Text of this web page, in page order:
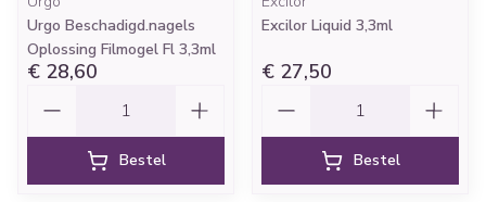
Urgo Beschadigd.nagels
Oplossing Filmogel Fl 3,3ml
€ 28,60
Bestel
Excilor Liquid 3,3ml
€ 27,50
Bestel